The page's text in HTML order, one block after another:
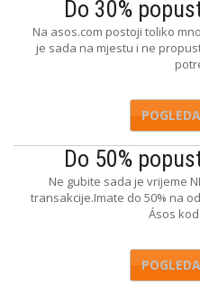
Do 30%
Na asos.com postoji toliko
je sada na mjestu i ne
Do 50%
Ne gubite sada je vrijeme
transakcije.Imate do 50% na
Ásos